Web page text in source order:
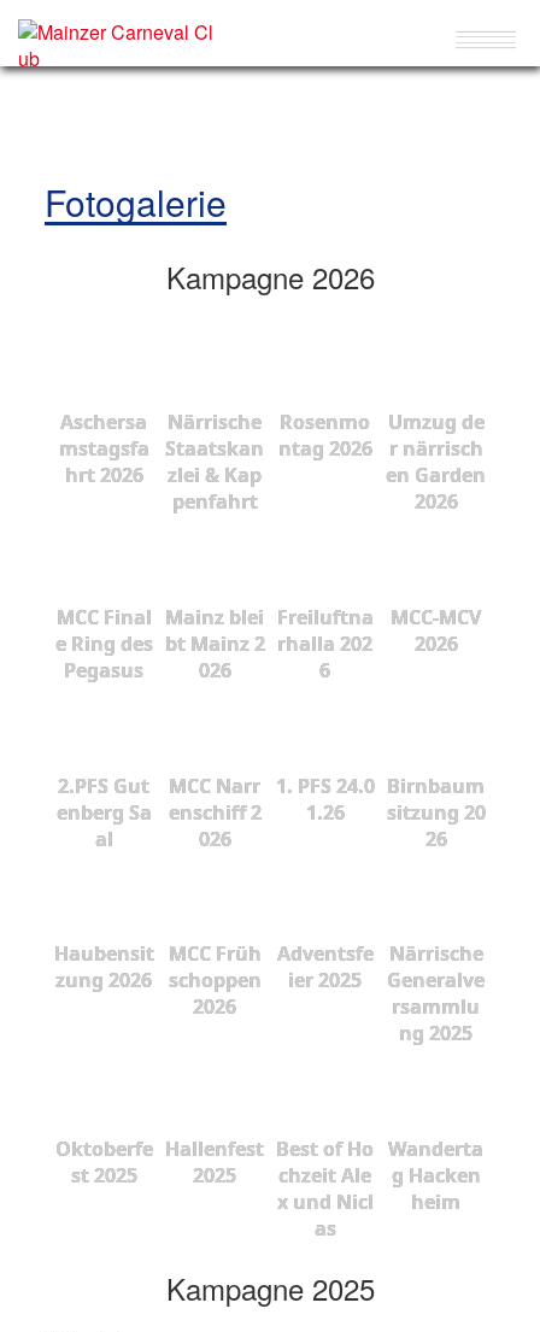
Fotogalerie
Kampagne 2026
Aschersa
mstagsfa
hrt 2026
Närrische
Staatskan
zlei & Kap
penfahrt
Rosenmo
ntag 2026
Umzug de
r närrisch
en Garden
2026
MCC Final
e Ring des
Pegasus
Mainz blei
bt Mainz 2
026
Freiluftna
rhalla 202
6
MCC-MCV
2026
2.PFS Gut
enberg Sa
al
MCC Narr
enschiff 2
026
1. PFS 24.0
1.26
Birnbaum
sitzung 20
26
Haubensit
zung 2026
MCC Früh
schoppen
2026
Adventsfe
ier 2025
Närrische
Generalve
rsammlu
ng 2025
Oktoberfe
st 2025
Hallenfest
2025
Best of Ho
chzeit Ale
x und Nicl
as
Wanderta
g Hacken
heim
Kampagne 2025